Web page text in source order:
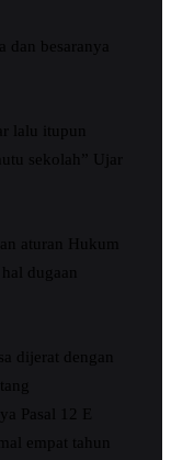
besaranya
lalu itupun
sekolah” Ujar
aturan Hukum
dugaan
dijerat dengan
Pasal 12 E
empat tahun